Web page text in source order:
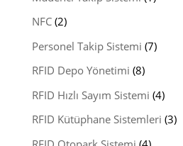
NFC(2)
Personel Takip Sistemi (7)
RFID Depo Yönetimi (8)
RFID Hızlı Sayım Sistemi (4)
RFID Kütüphane Sistemleri (3)